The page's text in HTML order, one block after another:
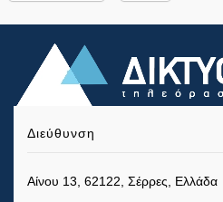
Διεύθυνση
Αίνου 13, 62122, Σέρρες, Ελλάδα